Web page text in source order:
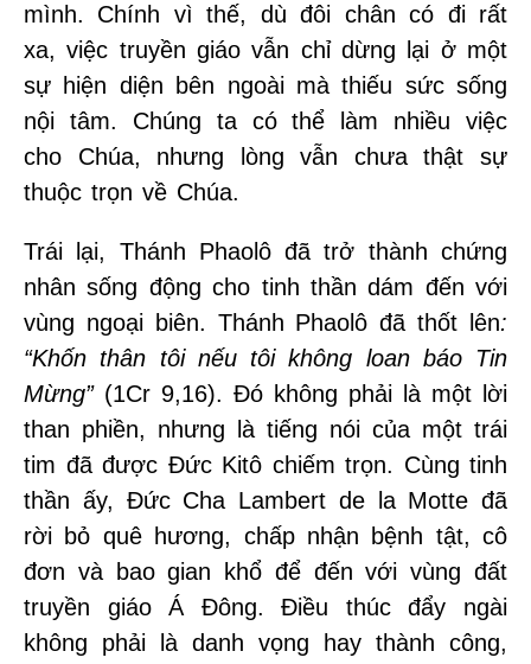
mình. Chính vì thế, dù đôi chân có đi rất
xa, việc truyền giáo vẫn chỉ dừng lại ở một
sự hiện diện bên ngoài mà thiếu sức sống
nội tâm. Chúng ta có thể làm nhiều việc
cho Chúa, nhưng lòng vẫn chưa thật sự
thuộc trọn về Chúa.
Trái lại, Thánh Phaolô đã trở thành chứng
nhân sống động cho tinh thần dám đến với
vùng ngoại biên. Thánh Phaolô đã thốt lên:
“Khốn thân tôi nếu tôi không loan báo Tin
Mừng” (1Cr 9,16). Đó không phải là một lời
than phiền, nhưng là tiếng nói của một trái
tim đã được Đức Kitô chiếm trọn. Cùng tinh
thần ấy, Đức Cha Lambert de la Motte đã
rời bỏ quê hương, chấp nhận bệnh tật, cô
đơn và bao gian khổ để đến với vùng đất
truyền giáo Á Đông. Điều thúc đẩy ngài
không phải là danh vọng hay thành công,